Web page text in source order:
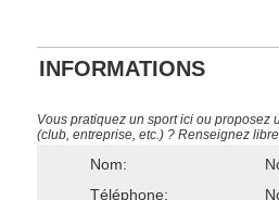
INFORMATIONS
Vous pratiquez un sport ici ou proposez
(club, entreprise, etc.) ? Renseignez
Nom:
Téléphone: